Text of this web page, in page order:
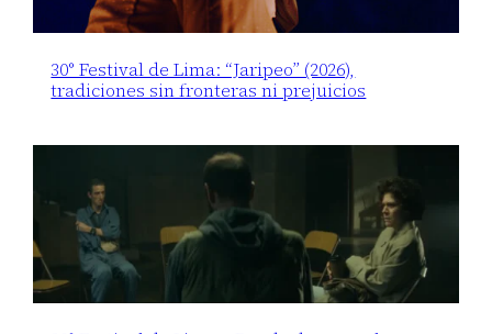
30° Festival de Lima: “Jaripeo” (2026),
tradiciones sin fronteras ni prejuicios